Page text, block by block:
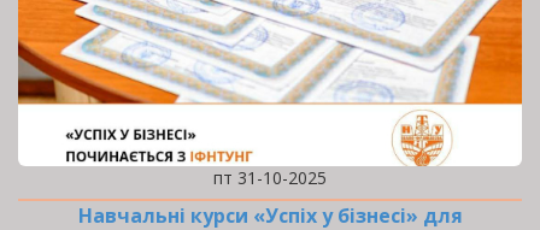
пт 31-10-2025
Навчальні курси «Успіх у бізнесі» для